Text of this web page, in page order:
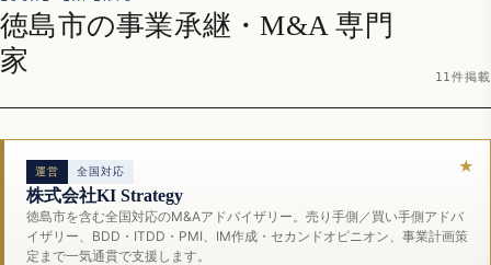
徳島市の事業承継・M&A 専門
家
11件掲載
運営 全国対応
株式会社KI Strategy
徳島市を含む全国対応のM&Aアドバイザリー。売り手側／買い手側アドバ
イザリー、BDD・ITDD・PMI、IM作成・セカンドオピニオン、事業計画策
定まで一気通貫で支援します。